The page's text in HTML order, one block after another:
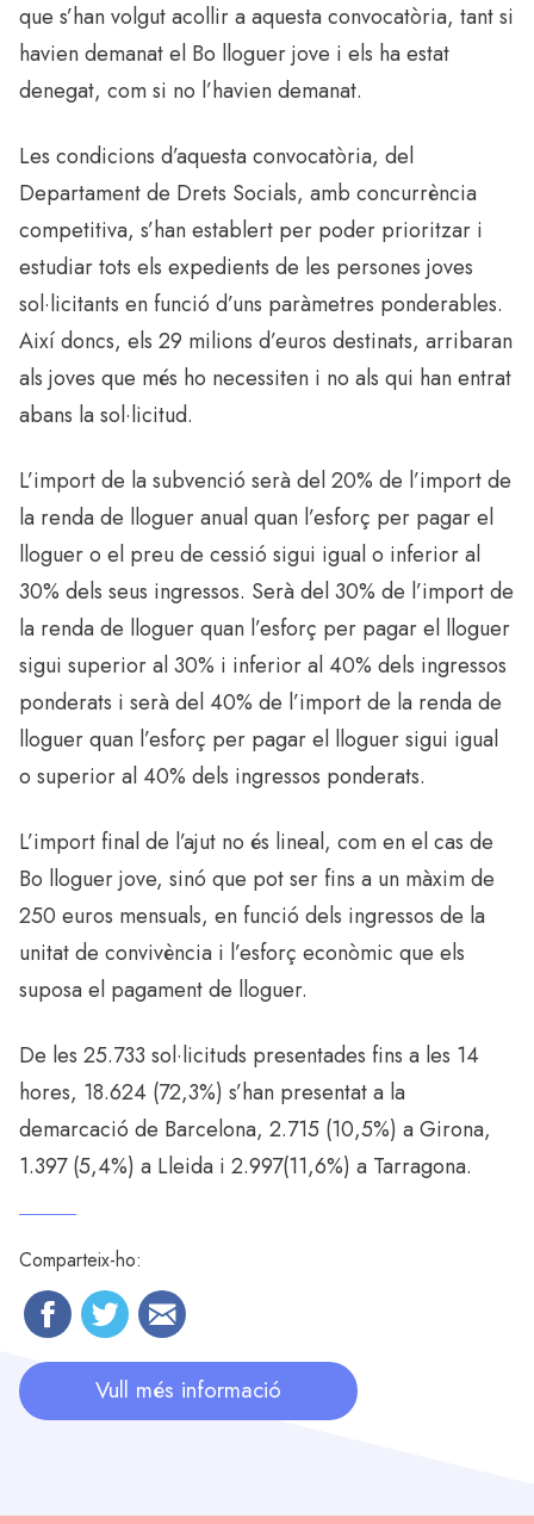
que s’han volgut acollir a aquesta convocatòria, tant si
havien demanat el Bo lloguer jove i els ha estat
denegat, com si no l’havien demanat.
Les condicions d’aquesta convocatòria, del
Departament de Drets Socials, amb concurrència
competitiva, s’han establert per poder prioritzar i
estudiar tots els expedients de les persones joves
sol·licitants en funció d’uns paràmetres ponderables.
Així doncs, els 29 milions d’euros destinats, arribaran
als joves que més ho necessiten i no als qui han entrat
abans la sol·licitud.
L’import de la subvenció serà del 20% de l’import de
la renda de lloguer anual quan l’esforç per pagar el
lloguer o el preu de cessió sigui igual o inferior al
30% dels seus ingressos. Serà del 30% de l’import de
la renda de lloguer quan l’esforç per pagar el lloguer
sigui superior al 30% i inferior al 40% dels ingressos
ponderats i serà del 40% de l’import de la renda de
lloguer quan l’esforç per pagar el lloguer sigui igual
o superior al 40% dels ingressos ponderats.
L’import final de l’ajut no és lineal, com en el cas de
Bo lloguer jove, sinó que pot ser fins a un màxim de
250 euros mensuals, en funció dels ingressos de la
unitat de convivència i l’esforç econòmic que els
suposa el pagament de lloguer.
De les 25.733 sol·licituds presentades fins a les 14
hores, 18.624 (72,3%) s’han presentat a la
demarcació de Barcelona, 2.715 (10,5%) a Girona,
1.397 (5,4%) a Lleida i 2.997(11,6%) a Tarragona.
Comparteix-ho:
Vull més informació